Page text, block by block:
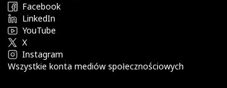
Facebook
LinkedIn
YouTube
X
Instagram
Wszystkie konta mediów społecznościowych